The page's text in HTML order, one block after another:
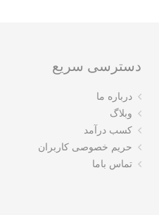
دسترسی سریع
درباره ما
وبلاگ
کسب درآمد
حریم خصوصی کاربران
تماس باما